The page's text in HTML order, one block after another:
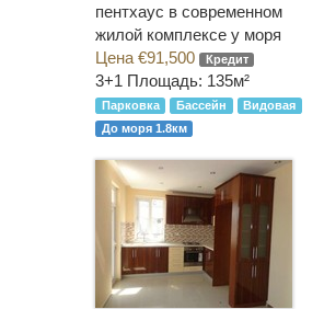
пентхаус в современном
жилой комплексе у моря
Цена €91,500
Кредит
3+1 Площадь: 135м²
Парковка Бассейн
Видовая
До моря 1.8км